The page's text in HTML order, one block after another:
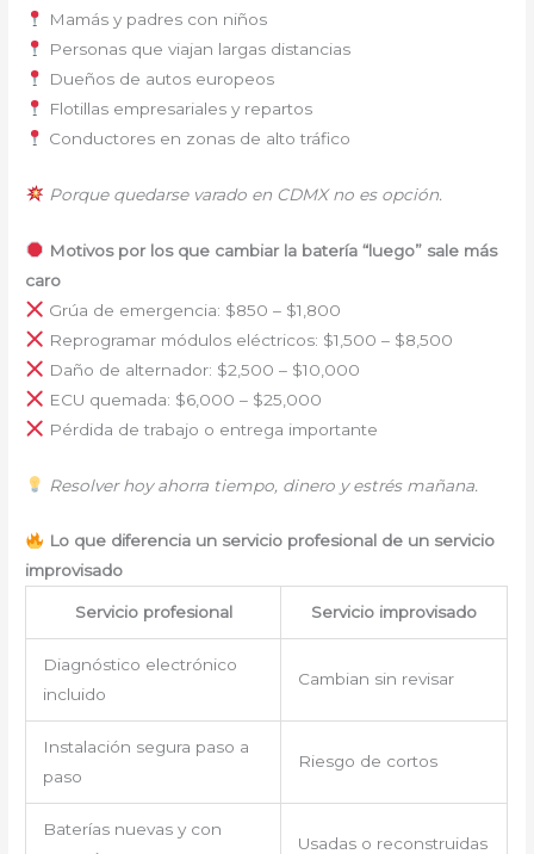
Mamás y padres con niños
Personas que viajan largas distancias
Dueños de autos europeos
Flotillas empresariales y repartos
Conductores en zonas de alto tráfico
Porque quedarse varado en CDMX no es opción.
Motivos por los que cambiar la batería “luego” sale más
caro
Grúa de emergencia: $850 – $1,800
Reprogramar módulos eléctricos: $1,500 – $8,500
Daño de alternador: $2,500 – $10,000
ECU quemada: $6,000 – $25,000
Pérdida de trabajo o entrega importante
Resolver hoy ahorra tiempo, dinero y estrés mañana.
Lo que diferencia un servicio profesional de un servicio
improvisado
Servicio profesional Servicio improvisado
Diagnóstico electrónico
incluido
Cambian sin revisar
Instalación segura paso a
paso
Riesgo de cortos
Baterías nuevas y con
Usadas o reconstruidas